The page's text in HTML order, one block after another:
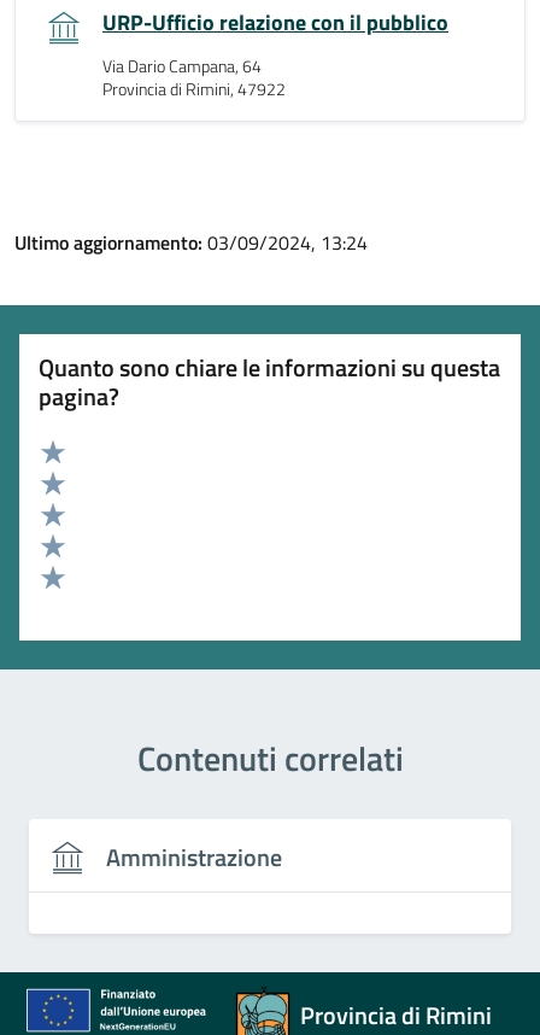
URP-Ufficio relazione con il pubblico
Via Dario Campana, 64
Provincia di Rimini, 47922
Ultimo aggiornamento: 03/09/2024, 13:24
Quanto sono chiare le informazioni su questa
pagina?
Valuta 5 stelle su 5
Valuta 4 stelle su 5
Valuta 3 stelle su 5
Valuta 2 stelle su 5
Contenuti correlati
Amministrazione
Provincia di Rimini